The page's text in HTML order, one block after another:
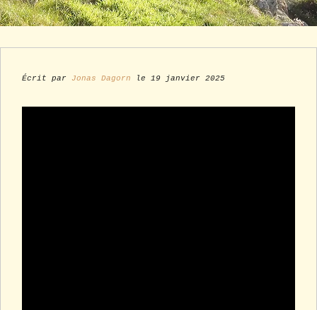
Écrit par Jonas Dagorn le 19 janvier 2025